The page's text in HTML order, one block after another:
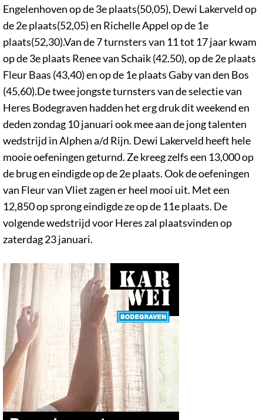
Engelenhoven op de 3e plaats(50,05), Dewi Lakerveld op
de 2e plaats(52,05) en Richelle Appel op de 1e
plaats(52,30).Van de 7 turnsters van 11 tot 17 jaar kwam
op de 3e plaats Renee van Schaik (42.50), op de 2e plaats
Fleur Baas (43,40) en op de 1e plaats Gaby van den Bos
(45,60).De twee jongste turnsters van de selectie van
Heres Bodegraven hadden het erg druk dit weekend en
deden zondag 10 januari ook mee aan de jong talenten
wedstrijd in Alphen a/d Rijn. Dewi Lakerveld heeft hele
mooie oefeningen geturnd. Ze kreeg zelfs een 13,000 op
de brug en eindigde op de 2e plaats. Ook de oefeningen
van Fleur van Vliet zagen er heel mooi uit. Met een
12,850 op sprong eindigde ze op de 11e plaats. De
volgende wedstrijd voor Heres zal plaatsvinden op
zaterdag 23 januari.